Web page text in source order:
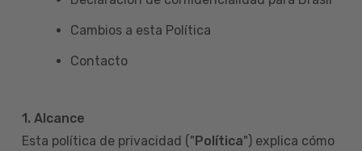
Cambios a esta Política
Contacto
1. Alcance
Esta política de privacidad ("Política") explica cómo